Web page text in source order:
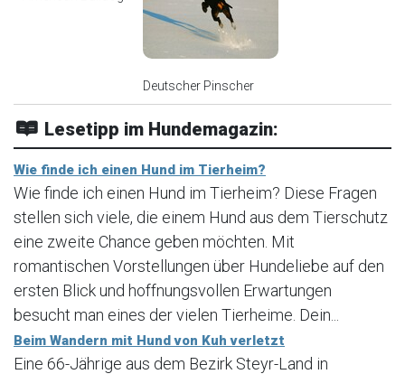
Deutscher Pinscher
Lesetipp im Hundemagazin:
Wie finde ich einen Hund im Tierheim?
Wie finde ich einen Hund im Tierheim? Diese Fragen
stellen sich viele, die einem Hund aus dem Tierschutz
eine zweite Chance geben möchten. Mit
romantischen Vorstellungen über Hundeliebe auf den
ersten Blick und hoffnungsvollen Erwartungen
besucht man eines der vielen Tierheime. Dein...
Beim Wandern mit Hund von Kuh verletzt
Eine 66-Jährige aus dem Bezirk Steyr-Land in